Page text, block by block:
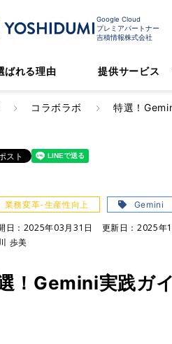
Google Cloud
プレミアパートナー
吉積情報株式会社
ばれる理由 提供サービス
コラボラボ 特選！
業務変革-生産性向上 Gemini
日： 2025年03月31日 更新日：2025年
歩美
！Gemini実践ガ